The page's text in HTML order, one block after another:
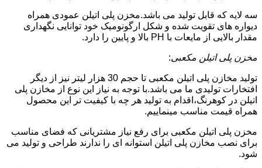
سه لایه که قابل تولید می باشد.مخزن پلی اتیلن عمودی همراه
دیواره های تقویت شده و شکل ارگونومیک خود توانایی نگهداری
مقدار بالایی از مایعات با PH بالا و پایین را دارد.
مخزن پلی اتیلن مکعبی:
تولید مخازن پلی اتیلن مکعبی تا حجم 30 هزار لیتر نیز از دیگر
افتخارات تولیدی ما می باشد.با توجه به نیاز این نوع از مخازن پلی
اتیلن در کوهرنگ،اقدام به تولید هر چه با کیفیت تر این محصول
همراه قیمت مناسب مینماییم.
مخزن پلی اتیلن مکعبی برای رفع نیاز مشتریانی که فضای مناسب
برای نصب مخازن پلی اتیلن استوانه ای را ندارند طراحی و تولید می
شود.